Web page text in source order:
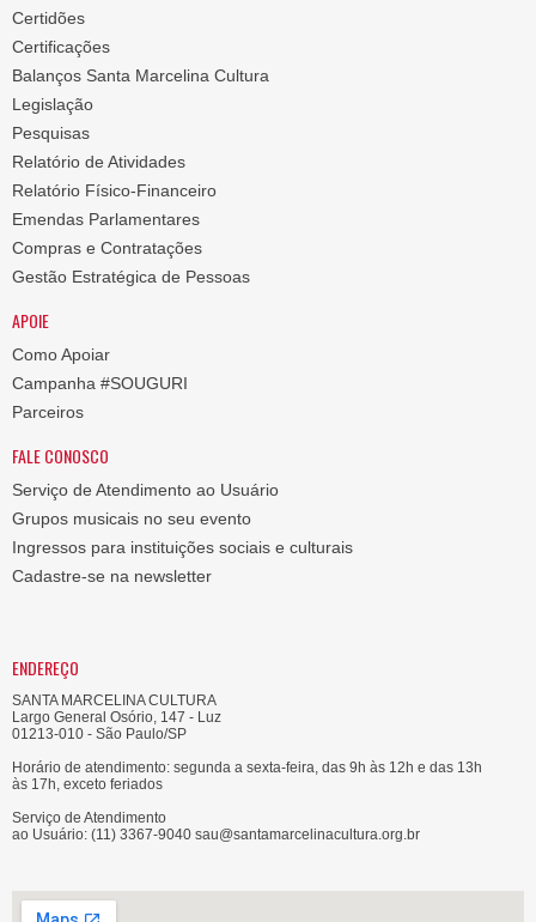
Certidões
Certificações
Balanços Santa Marcelina Cultura
Legislação
Pesquisas
Relatório de Atividades
Relatório Físico-Financeiro
Emendas Parlamentares
Compras e Contratações
Gestão Estratégica de Pessoas
APOIE
Como Apoiar
Campanha #SOUGURI
Parceiros
FALE CONOSCO
Serviço de Atendimento ao Usuário
Grupos musicais no seu evento
Ingressos para instituições sociais e culturais
Cadastre-se na newsletter
ENDEREÇO
SANTA MARCELINA CULTURA
Largo General Osório, 147 - Luz
01213-010 - São Paulo/SP
Horário de atendimento: segunda a sexta-feira, das 9h às 12h e das 13h
às 17h, exceto feriados
Serviço de Atendimento
ao Usuário: (11) 3367-9040 sau@santamarcelinacultura.org.br